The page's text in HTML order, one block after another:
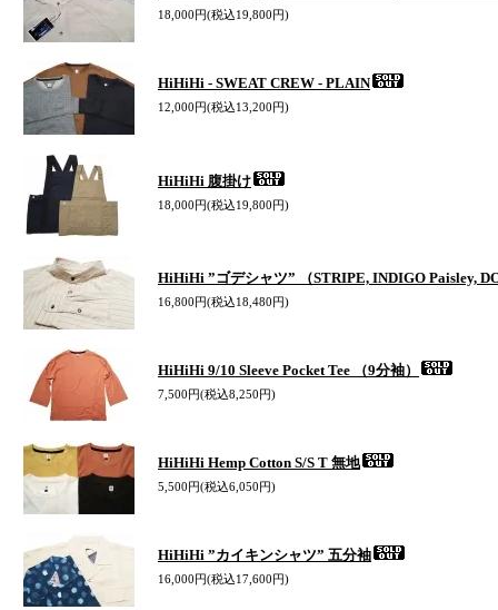
18,000円(税込19,800円)
HiHiHi - SWEAT CREW - PLAIN
12,000円(税込13,200円)
HiHiHi 腹掛け
18,000円(税込19,800円)
HiHiHi ”ゴデシャツ” （STRIPE, INDIGO Paisley,
16,800円(税込18,480円)
HiHiHi 9/10 Sleeve Pocket Tee （9分袖）
7,500円(税込8,250円)
HiHiHi Hemp Cotton S/S T 無地
5,500円(税込6,050円)
HiHiHi ”カイキンシャツ” 五分袖
16,000円(税込17,600円)